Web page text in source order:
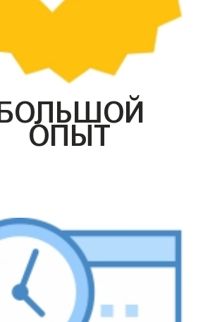
ОПЫТ